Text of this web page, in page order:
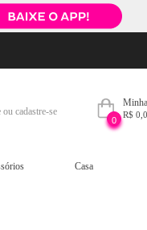
ou cadastre-se
0
R$
Casa